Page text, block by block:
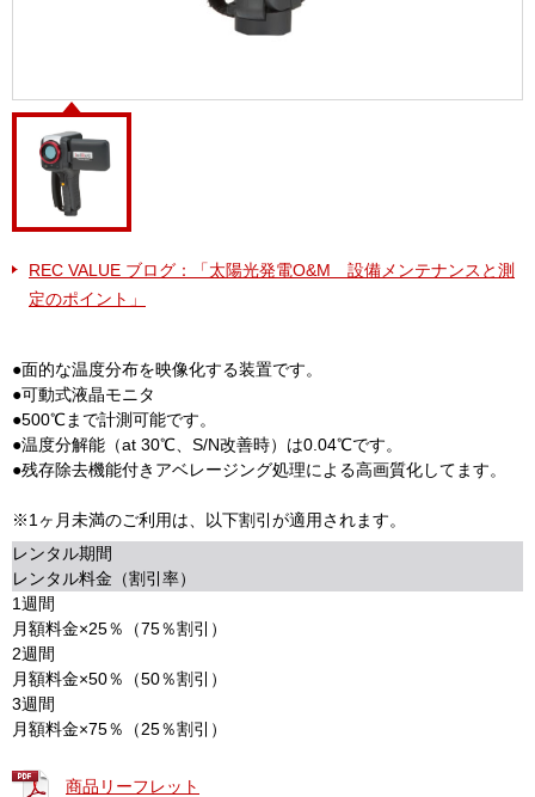
REC VALUE ブログ：「太陽光発電O&M 設備メンテナンスと測
定のポイント」
●面的な温度分布を映像化する装置です。
●可動式液晶モニタ
●500℃まで計測可能です。
●温度分解能（at 30℃、S/N改善時）は0.04℃です。
●残存除去機能付きアベレージング処理による高画質化してます。
※1ヶ月未満のご利用は、以下割引が適用されます。
レンタル期間
レンタル料金（割引率）
1週間
月額料金×25％（75％割引）
2週間
月額料金×50％（50％割引）
3週間
月額料金×75％（25％割引）
商品リーフレット